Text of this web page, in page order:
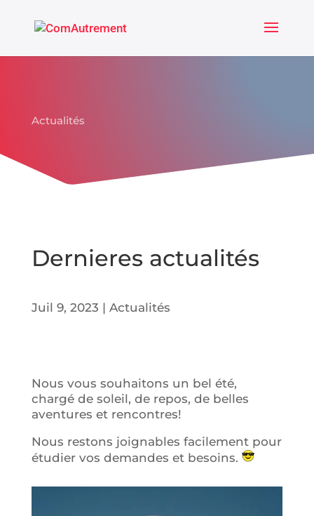
Actualités
Dernieres actualités
Juil 9, 2023 | Actualités
Nous vous souhaitons un bel été,
chargé de soleil, de repos, de belles
aventures et rencontres!
Nous restons joignables facilement pour
étudier vos demandes et besoins.